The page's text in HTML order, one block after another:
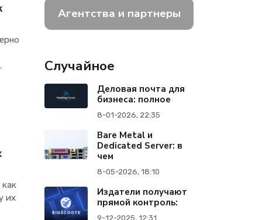
их
Агентства и партнеры
Случайное
Деловая почта для
бизнеса: полное
8-01-2026, 22:35
Bare Metal и
Dedicated Server: в
чем
8-05-2026, 18:10
Издатели получают
прямой контроль:
9-12-2025, 12:31